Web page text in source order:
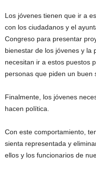
Los jóvenes tienen que ir a
con los ciudadanos y el
Congreso para presentar
bienestar de los jóvenes y la
necesitan ir a estos puestos
personas que piden un buen
Finalmente, los jóvenes
hacen política.
Con este comportamiento,
sienta representada y
ellos y los funcionarios de